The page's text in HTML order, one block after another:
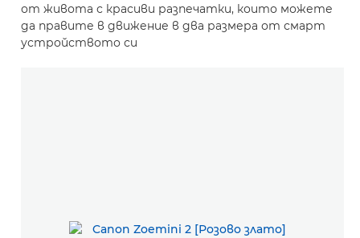
от живота с красиви разпечатки, които можете
да правите в движение в два размера от смарт
устройството си